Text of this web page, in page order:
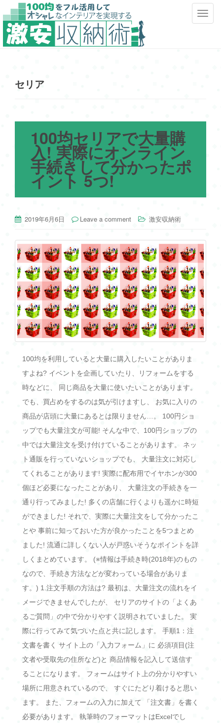
T
o
セリア
100均セリアで大量購
入! 実際にオンライン
手続きして分かったポ
イント 5つ!
2019年6月6日 Leave a comment 激安収納術
100均を利用していると大量に購入したいことがありま
すよね? イベントを企画していたり、リフォームをする
時などに、 同じ商品を大量に使いたいことがあります。
でも、買占めをするのは気が引けますし、 お気に入りの
商品が店頭に大量にあるとは限りません…。 100円ショ
ップでも大量注文が可能! そんな中で、100円ショップの
中では大量注文を受け付けていることがあります。 ネッ
ト通販を行っていないショップでも、 大量注文に対応し
てくれることがあります! 実際に配布用でイヤホンが300
個ほど必要になったことがあり、 大量注文の手続きを一
通り行ってみました! 多くの店舗に行くよりも遥かに時短
ができました! それで、実際に大量注文をして分かったこ
とや 事前に知っておいた方が良かったことを5つまとめ
ました! 流通に詳しくない人が戸惑いそうなポイントを詳
しくまとめています。 (※情報は手続き時(2018年)のもの
なので、手続き方法などが変わっている場合がありま
す。) 1.注文手順の方法は? 最初は、大量注文の流れをイ
メージできませんでしたが、 セリアのサイトの「よくあ
るご質問」の中で分かりやすく説明されていました。 実
際に行ってみて気づいた点と共に記します。 手順1：注
文書を書く サイト上の「入力フォーム」に 必須項目(注
文者や受取先の住所など)と 商品情報を記入して送信す
ることになります。 フォームはサイト上の分かりやすい
場所に用意されているので、 すぐにたどり着けると思い
ます。 また、フォームの入力に加えて 「注文書」を書く
必要があります。 執筆時のフォーマットはExcelでし